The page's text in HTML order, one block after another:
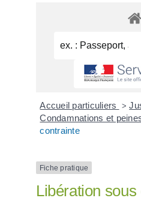
Accueil particuliers >
Condamnations et
contrainte
Fiche pratique
Libération